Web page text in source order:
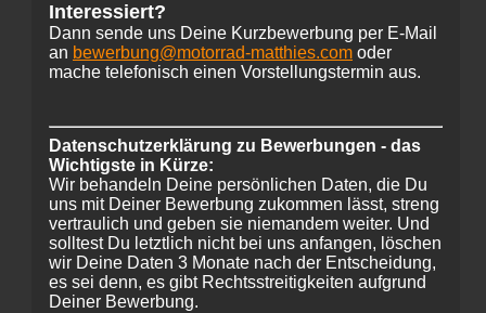
Interessiert?
Dann sende uns Deine Kurzbewerbung per E-Mail
an bewerbung@motorrad-matthies.com oder
mache telefonisch einen Vorstellungstermin aus.
Datenschutzerklärung zu Bewerbungen - das
Wichtigste in Kürze:
Wir behandeln Deine persönlichen Daten, die Du
uns mit Deiner Bewerbung zukommen lässt, streng
vertraulich und geben sie niemandem weiter. Und
solltest Du letztlich nicht bei uns anfangen, löschen
wir Deine Daten 3 Monate nach der Entscheidung,
es sei denn, es gibt Rechtsstreitigkeiten aufgrund
Deiner Bewerbung.